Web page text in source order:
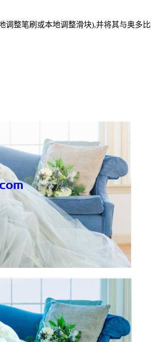
整笔刷或本地调整滑块),并将其与奥